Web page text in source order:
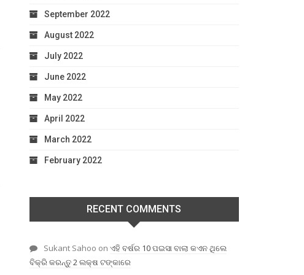
September 2022
August 2022
July 2022
June 2022
May 2022
April 2022
March 2022
February 2022
RECENT COMMENTS
Sukant Sahoo on ଏହି ବର୍ଷର 10 ପଇସା ବାଲା କଏନ ଥିଲେ
ବିକ୍ରି କରନ୍ତୁ 2 ଲକ୍ଷ ଟଙ୍କାରେ